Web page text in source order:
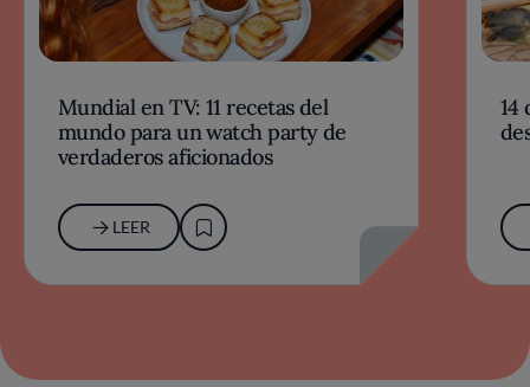
Mundial en TV: 11 recetas del
mundo para un watch party de
verdaderos aficionados
LEER
14